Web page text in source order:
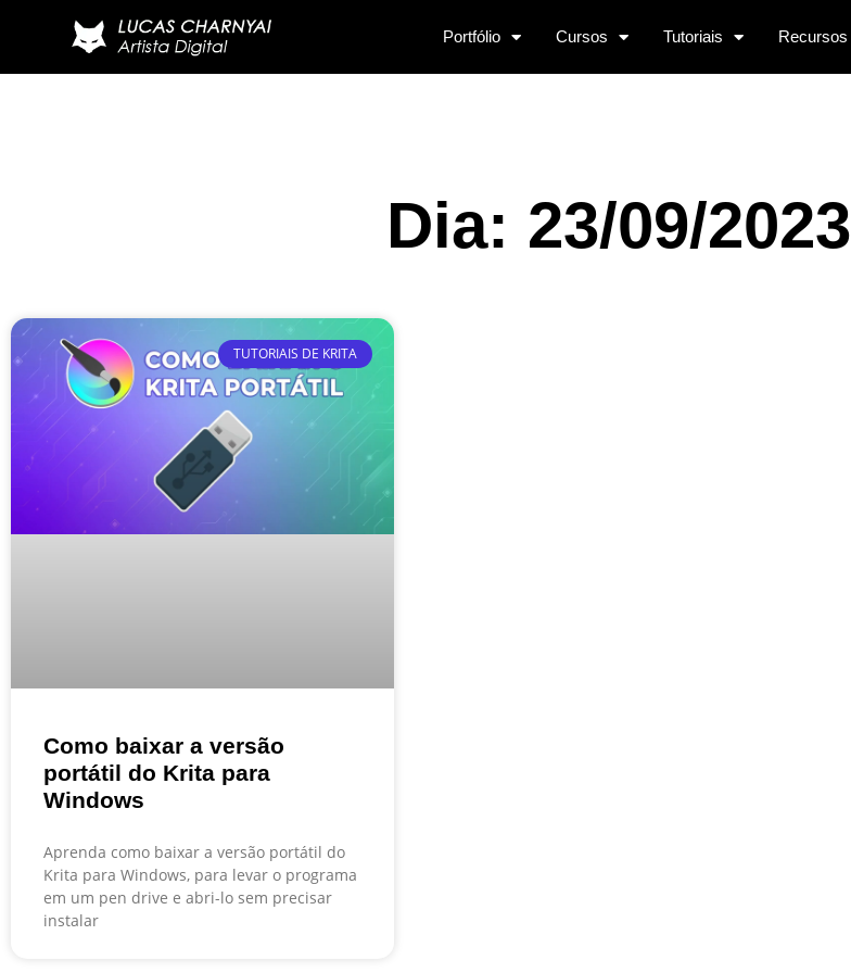
Portfólio Cursos Tutoriais Recursos
Dia: 23/09/2023
TUTORIAIS DE KRITA
Como baixar a versão
portátil do Krita para
Windows
Aprenda como baixar a versão portátil do
Krita para Windows, para levar o programa
em um pen drive e abri-lo sem precisar
instalar